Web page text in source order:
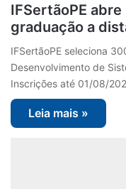
IFSertãoPE
graduação a
IFSertãoPE seleciona
Desenvolvimento de
Inscrições até 01/08/
Leia mais »